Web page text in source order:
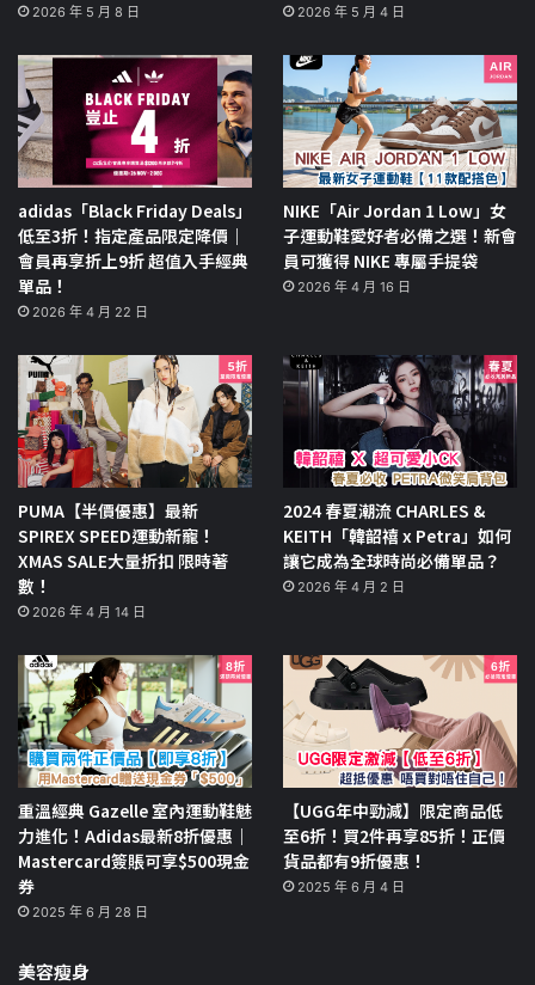
2026 年 5 月 8 日 2026 年 5 月 4 日
adidas「Black Friday Deals」
低至3折！指定產品限定降價｜
會員再享折上9折 超值入手經典
單品！
2026 年 4 月 22 日
NIKE「Air Jordan 1 Low」女
子運動鞋愛好者必備之選！新會
員可獲得 NIKE 專屬手提袋
2026 年 4 月 16 日
PUMA【半價優惠】最新
SPIREX SPEED運動新寵！
XMAS SALE大量折扣 限時著
數！
2026 年 4 月 14 日
2024 春夏潮流 CHARLES &
KEITH「韓韶禧 x Petra」如何
讓它成為全球時尚必備單品？
2026 年 4 月 2 日
重溫經典 Gazelle 室內運動鞋魅
力進化！Adidas最新8折優惠｜
Mastercard簽賬可享$500現金
券
2025 年 6 月 28 日
【UGG年中勁減】限定商品低
至6折！買2件再享85折！正價
貨品都有9折優惠！
2025 年 6 月 4 日
美容瘦身